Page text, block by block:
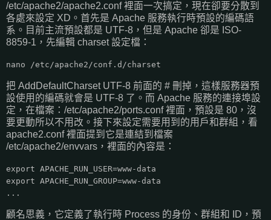
/etc/apache2/apache2.conf 裡面一次搞定，現在卻要分散到
各處來設定 XD。首先是 Apache 服務執行時預設的編碼語
系。目前主流預設都是 UTF-8，但是 Apache 卻是 ISO-
8859-1，先編輯 charset 設定檔：
nano /etc/apache2/conf.d/charset
把 AddDefaultCharset UTF-8 前面的 # 刪掉，這樣服務器預
設使用的編碼就會是 UTF-8 了。而 Apache 服務的連接埠設
定，在檔案：/etc/apache2/ports.conf 裡面，預設是 80，沒
要更動所以不用改。接下來設定需要用到的用戶和群組，看
apache2.conf 裡面提到它是連結到檔案
/etc/apache2/envvars，裡面的內容是：
export APACHE_RUN_USER=www-data
export APACHE_RUN_GROUP=www-data
...
顧名思義，它定義了執行時 Process 的身份、群組和 ID，預